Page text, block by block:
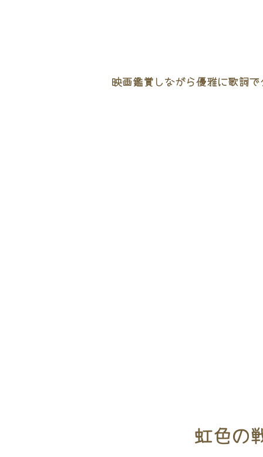
映画鑑賞しながら優雅に歌詞
虹色の